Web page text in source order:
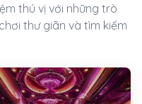
thú vị với những trò
thư giãn và tìm kiếm